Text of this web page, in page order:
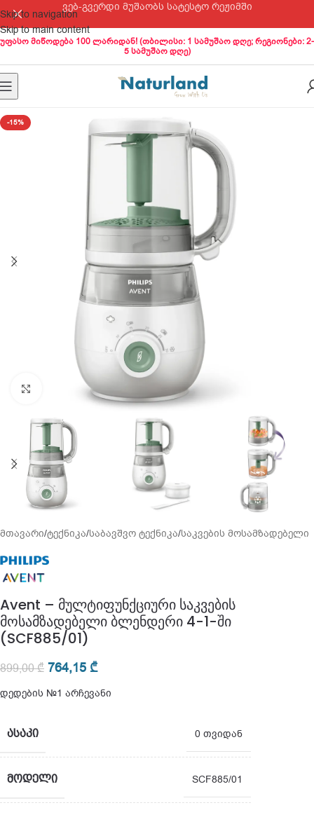
Skip to navigation
Skip to main content
ვებ-გვერდი მუშაობს სატესტო რეჟიმში
უფასო მიწოდება 100 ლარიდან! (თბილისი: 1 სამუშაო დღე; რეგიონები: 2-
5 სამუშაო დღე)
-15%
გადიდება
მთავარი/ტექნიკა/საბავშვო ტექნიკა/საკვების მოსამზადებელი
Avent – მულტიფუნქციური საკვების
მოსამზადებელი ბლენდერი 4-1-ში
(SCF885/01)
899,00₾ 764,15 ₾
დედების №1 არჩევანი
ᲐᲡᲐᲙᲘ 0 თვიდან
ᲛᲝᲓᲔᲚᲘ SCF885/01